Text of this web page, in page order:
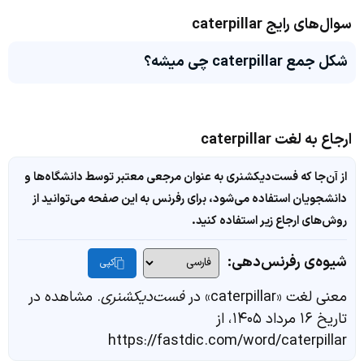
سوال‌های رایج caterpillar
شکل جمع caterpillar چی میشه؟
ارجاع به لغت caterpillar
از آن‌جا که فست‌دیکشنری به عنوان مرجعی معتبر توسط دانشگاه‌ها و
دانشجویان استفاده می‌شود، برای رفرنس به این صفحه می‌توانید از
روش‌های ارجاع زیر استفاده کنید.
شیوه‌ی رفرنس‌دهی: کپی
معنی لغت «caterpillar» در فست‌دیکشنری. مشاهده در
تاریخ ۱۶ مرداد ۱۴۰۵، از
https://fastdic.com/word/caterpillar